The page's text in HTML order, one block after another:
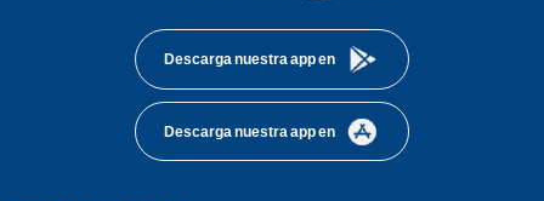
Descarga nuestra app en
Descarga nuestra app en